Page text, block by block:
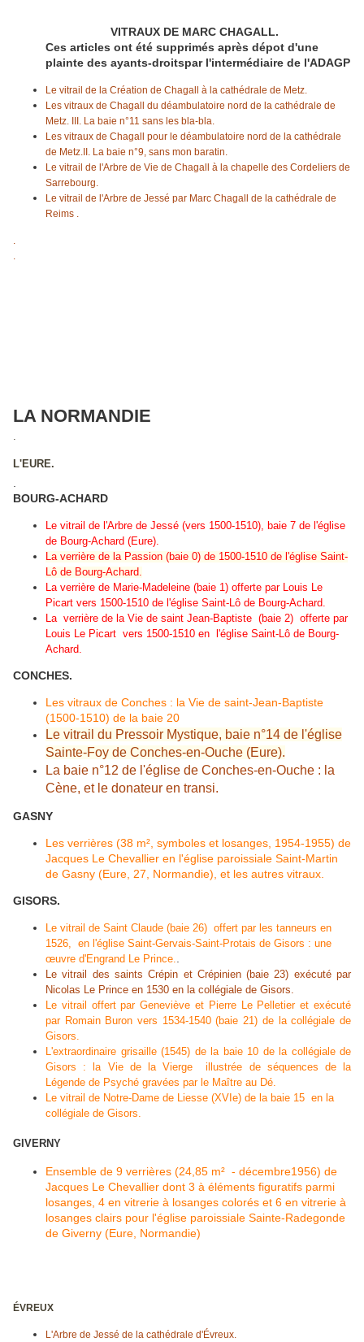
VITRAUX DE MARC CHAGALL.
Ces articles ont été supprimés après dépot d'une
plainte des ayants-droitspar l'intermédiaire de l'ADAGP
Le vitrail de la Création de Chagall à la cathédrale de Metz.
Les vitraux de Chagall du déambulatoire nord de la cathédrale de
Metz. III. La baie n°11 sans les bla-bla.
Les vitraux de Chagall pour le déambulatoire nord de la cathédrale
de Metz.II. La baie n°9, sans mon baratin.
Le vitrail de l'Arbre de Vie de Chagall à la chapelle des Cordeliers de
Sarrebourg.
Le vitrail de l'Arbre de Jessé par Marc Chagall de la cathédrale de
Reims .
.
.
LA NORMANDIE
.
L'EURE.
BOURG-ACHARD
Le vitrail de l'Arbre de Jessé (vers 1500-1510), baie 7 de l'église
de Bourg-Achard (Eure).
La verrière de la Passion (baie 0) de 1500-1510 de l'église Saint-
Lô de Bourg-Achard.
La verrière de Marie-Madeleine (baie 1) offerte par Louis Le
Picart vers 1500-1510 de l'église Saint-Lô de Bourg-Achard.
La verrière de la Vie de saint Jean-Baptiste (baie 2) offerte par
Louis Le Picart vers 1500-1510 en l'église Saint-Lô de Bourg-
Achard.
CONCHES.
Les vitraux de Conches : la Vie de saint-Jean-Baptiste
(1500-1510) de la baie 20
Le vitrail du Pressoir Mystique, baie n°14 de l'église
Sainte-Foy de Conches-en-Ouche (Eure).
La baie n°12 de l'église de Conches-en-Ouche : la
Cène, et le donateur en transi.
GASNY
Les verrières (38 m², symboles et losanges, 1954-1955) de
Jacques Le Chevallier en l'église paroissiale Saint-Martin
de Gasny (Eure, 27, Normandie), et les autres vitraux.
GISORS.
Le vitrail de Saint Claude (baie 26) offert par les tanneurs en
1526, en l'église Saint-Gervais-Saint-Protais de Gisors : une
œuvre d'Engrand Le Prince.
Le vitrail des saints Crépin et Crépinien (baie 23) exécuté par
Nicolas Le Prince en 1530 en la collégiale de Gisors.
Le vitrail offert par Geneviève et Pierre Le Pelletier et exécuté
par Romain Buron vers 1534-1540 (baie 21) de la collégiale de
Gisors.
L'extraordinaire grisaille (1545) de la baie 10 de la collégiale de
Gisors : la Vie de la Vierge illustrée de séquences de la
Légende de Psyché gravées par le Maître au Dé.
Le vitrail de Notre-Dame de Liesse (XVIe) de la baie 15 en la
collégiale de Gisors.
GIVERNY
Ensemble de 9 verrières (24,85 m² - décembre1956) de
Jacques Le Chevallier dont 3 à éléments figuratifs parmi
losanges, 4 en vitrerie à losanges colorés et 6 en vitrerie à
losanges clairs pour l'église paroissiale Sainte-Radegonde
de Giverny (Eure, Normandie)
ÉVREUX
L'Arbre de Jessé de la cathédrale d'Évreux.